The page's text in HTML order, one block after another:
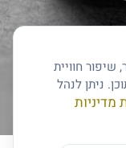
חוויית
ניתן לנהל
מדיניות